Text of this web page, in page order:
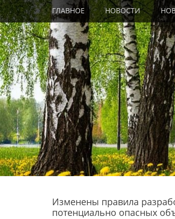
Skip
to
content
Primary Menu
ГЛАВНОЕ НОВОСТИ
Изменены правила
потенциально опасных